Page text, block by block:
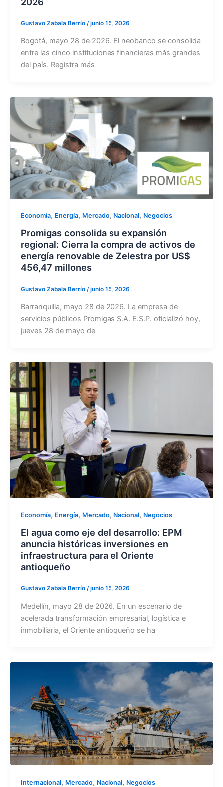
Gustavo Zabala Berrío /junio 15, 2026
Bogotá, mayo 28 de 2026. El neobanco se consolida
entre las cinco instituciones financieras más grandes
del país. Registra más
Economía, Energía, Mercado, Nacional, Negocios
Promigas consolida su expansión
regional: Cierra la compra de activos de
energía renovable de Zelestra por US$
456,47 millones
Gustavo Zabala Berrío /junio 15, 2026
Barranquilla, mayo 28 de 2026. La empresa de
servicios públicos Promigas S.A. E.S.P. oficializó hoy,
jueves 28 de mayo de
Economía, Energía, Mercado, Nacional, Negocios
El agua como eje del desarrollo: EPM
anuncia históricas inversiones en
infraestructura para el Oriente
antioqueño
Gustavo Zabala Berrío /junio 15, 2026
Medellín, mayo 28 de 2026. En un escenario de
acelerada transformación empresarial, logística e
inmobiliaria, el Oriente antioqueño se ha
Internacional, Mercado, Nacional, Negocios